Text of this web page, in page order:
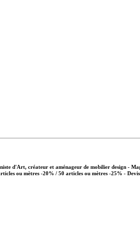
d'Art, créateur et aménageur de mobilier design -
ou mètres -20% / 50 articles ou mètres -25% -